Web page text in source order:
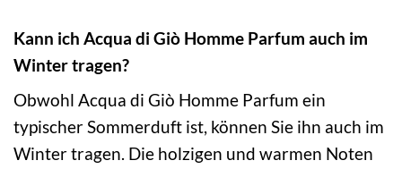
Kann ich Acqua di Giò Homme Parfum auch im
Winter tragen?
Obwohl Acqua di Giò Homme Parfum ein
typischer Sommerduft ist, können Sie ihn auch im
Winter tragen. Die holzigen und warmen Noten